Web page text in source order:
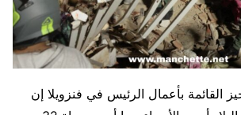
القائمة بأعمال الرئيس في فنزويلا إن